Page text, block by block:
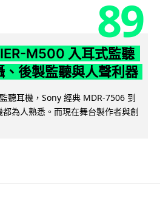
89
IER-M500 入耳式監聽
、後製監聽與人聲利器
聽耳機，Sony 經典 MDR-7506 到
為人熟悉。而現在舞台製作者與創